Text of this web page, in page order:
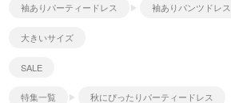
袖ありパーティードレス 袖ありパンツドレス
大きいサイズ
SALE
特集一覧 秋にぴったりパーティードレス